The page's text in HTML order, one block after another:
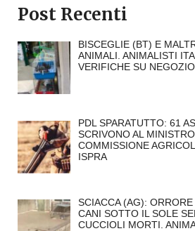
Post Recenti
BISCEGLIE (BT) E
ANIMALI. ANIMALISTI
VERIFICHE SU
PDL SPARATUTTO: 61
SCRIVONO AL
COMMISSIONE
ISPRA
SCIACCA (AG):
CANI SOTTO IL SOLE
CUCCIOLI MORTI.